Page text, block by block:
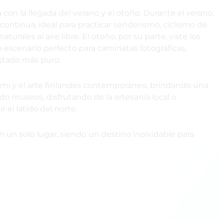
la llegada del verano y el otoño. Durante el verano,
ideal para practicar senderismo, ciclismo de
al aire libre. El otoño, por su parte, viste los
perfecto para caminatas fotográficas,
más puro.
y el arte finlandés contemporáneo, brindando una
museos, disfrutando de la artesanía local o
el latido del norte.
un solo lugar, siendo un destino inolvidable para